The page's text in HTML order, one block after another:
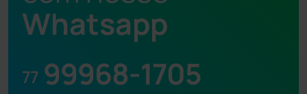
Whatsapp
77 99968-1705